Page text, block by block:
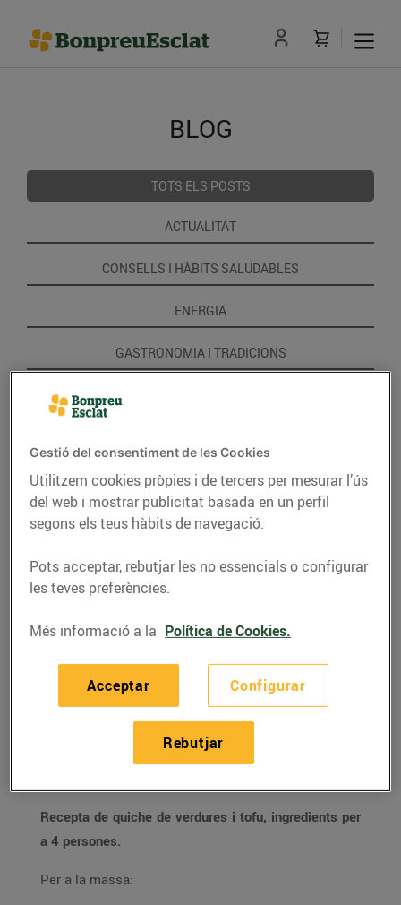
BLOG
TOTS ELS POSTS
ACTUALITAT
CONSELLS I HÀBITS SALUDABLES
ENERGIA
GASTRONOMIA I TRADICIONS
RECEPTES
Recepta de quiche de
verdures i tofu
18/de desembre/2019
Recepta de quiche de verdures i tofu, ingredients per
a 4 persones.
Per a la massa:
Gestió del consentiment de les Cookies
Utilitzem cookies pròpies i de tercers per mesurar l’ús
del web i mostrar publicitat basada en un perfil
segons els teus hàbits de navegació.
Pots acceptar, rebutjar les no essencials o configurar
les teves preferències.
Més informació a la Política de Cookies.
Configurar
Rebutjar
Acceptar